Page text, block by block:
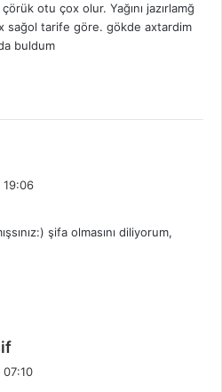
i
k
otu çox olur. Yağını jazırlamğ
sağol tarife göre. gökde axtardim
buldum
19:06
şifa olmasını diliyorum,